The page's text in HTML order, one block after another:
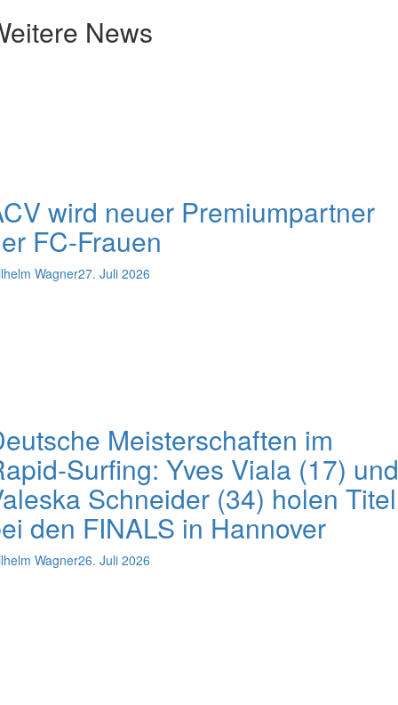
News
wird neuer Premiumpartner
FC-Frauen
Wagner27. Juli 2026
Meisterschaften im
Surfing: Yves Viala (17) und
Schneider (34) holen Titel
den FINALS in Hannover
Wagner26. Juli 2026